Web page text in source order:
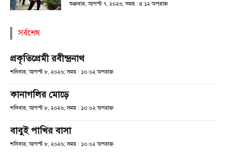
শুক্রবার, আগস্ট ৭, ২০২৬; সময় : ৪:১২ অপরাহ্ণ
সর্বশেষ
প্রকৃতিপ্রেমী রবীন্দ্রনাথ
শনিবার, আগস্ট ৮, ২০২৬; সময় : ১০:০২ অপরাহ্ণ
কানাগলির মোড়ে
শনিবার, আগস্ট ৮, ২০২৬; সময় : ১০:০২ অপরাহ্ণ
বাবুই পাখির বাসা
শনিবার, আগস্ট ৮, ২০২৬; সময় : ১০:০২ অপরাহ্ণ